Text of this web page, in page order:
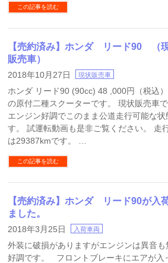
この記事を読む
【売約済み】ホンダ リード90 （
販売車）
2018年10月27日 現状販売車
ホンダ リード90 (90cc) 48 ,000円（税込
の原付二種スクーターです。 現状販売車
エンジン好調でこのまま公道走行可能な状
す。 試運転動画も是非ご覧ください。 走
は29387kmです。 …
この記事を読む
【売約済み】ホンダ リード90が入
ました。
2018年3月25日 入荷車両
外装に破損がありますがエンジンは異音も
好調です。 フロントブレーキにエアが入